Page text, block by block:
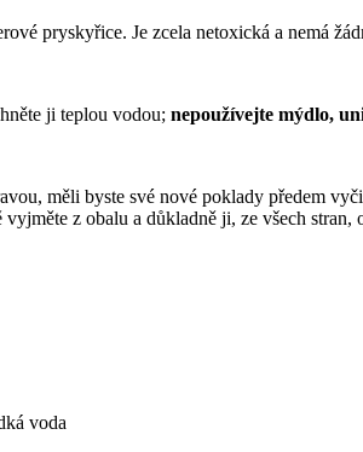
pryskyřice. Je zcela netoxická a nemá
ji teplou vodou; nepoužívejte mýdlo,
měli byste své nové poklady předem
z obalu a důkladně ji, ze všech
voda